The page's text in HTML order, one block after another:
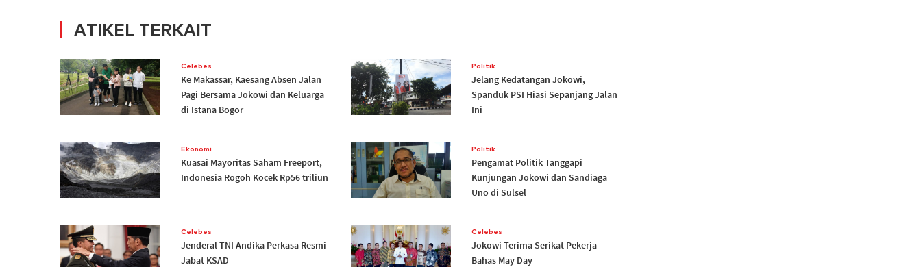
ATIKEL TERKAIT
Celebes
Ke Makassar, Kaesang Absen Jalan
Pagi Bersama Jokowi dan Keluarga
di Istana Bogor
Politik
Jelang Kedatangan Jokowi,
Spanduk PSI Hiasi Sepanjang Jalan
Ini
Ekonomi
Kuasai Mayoritas Saham Freeport,
Indonesia Rogoh Kocek Rp56 triliun
Politik
Pengamat Politik Tanggapi
Kunjungan Jokowi dan Sandiaga
Uno di Sulsel
Celebes
Jenderal TNI Andika Perkasa Resmi
Jabat KSAD
Celebes
Jokowi Terima Serikat Pekerja
Bahas May Day